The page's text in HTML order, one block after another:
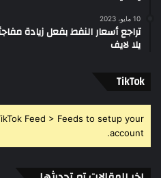
10 مايو، 2023
تراجع أسعار النفط بفعل زيادة
يلا لايف
‫TikTok
Feed > Feeds to setup your
account.